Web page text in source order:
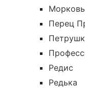
Морковь
Перец
Редис
Редька